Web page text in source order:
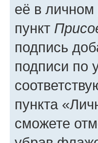
её в
пункт
подпись
подписи по
пункта
сможете